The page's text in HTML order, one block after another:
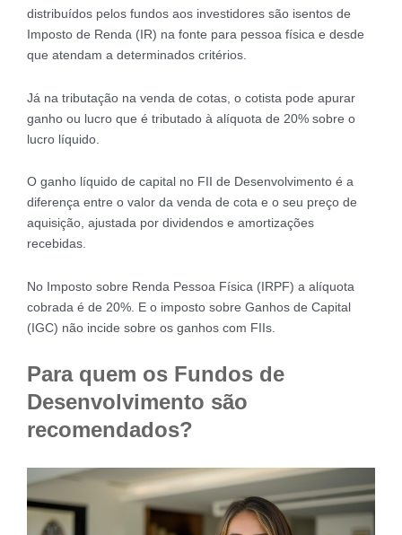
distribuídos pelos fundos aos investidores são isentos de
Imposto de Renda (IR) na fonte para pessoa física e desde
que atendam a determinados critérios.
Já na tributação na venda de cotas, o cotista pode apurar
ganho ou lucro que é tributado à alíquota de 20% sobre o
lucro líquido.
O ganho líquido de capital no FII de Desenvolvimento é a
diferença entre o valor da venda de cota e o seu preço de
aquisição, ajustada por dividendos e amortizações
recebidas.
No Imposto sobre Renda Pessoa Física (IRPF) a alíquota
cobrada é de 20%. E o imposto sobre Ganhos de Capital
(IGC) não incide sobre os ganhos com FIIs.
Para quem os Fundos de
Desenvolvimento são
recomendados?